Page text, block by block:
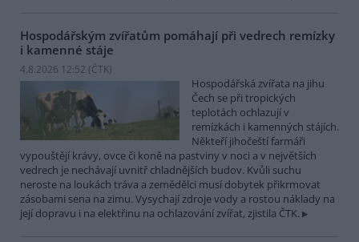
Hospodářským zvířatům pomáhají při vedrech remízky
i kamenné stáje
4.8.2026 12:52 (ČTK)
Hospodářská zvířata na jihu
Čech se při tropických
teplotách ochlazují v
remízkách i kamenných stájích.
Někteří jihočeští farmáři
vypouštějí krávy, ovce či koně na pastviny v noci a v největších
vedrech je nechávají uvnitř chladnějších budov. Kvůli suchu
neroste na loukách tráva a zemědělci musí dobytek přikrmovat
zásobami sena na zimu. Vysychají zdroje vody a rostou náklady na
její dopravu i na elektřinu na ochlazování zvířat, zjistila ČTK.